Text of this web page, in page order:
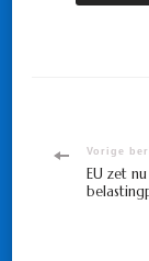
Bericht
Vorige
EU zet